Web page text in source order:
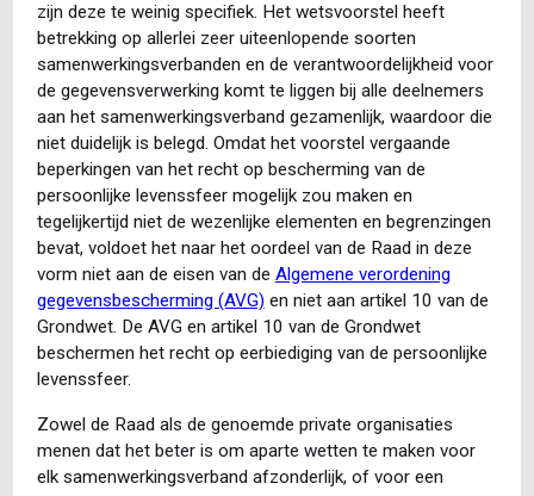
zijn deze te weinig specifiek. Het wetsvoorstel heeft
betrekking op allerlei zeer uiteenlopende soorten
samenwerkingsverbanden en de verantwoordelijkheid voor
de gegevensverwerking komt te liggen bij alle deelnemers
aan het samenwerkingsverband gezamenlijk, waardoor die
niet duidelijk is belegd. Omdat het voorstel vergaande
beperkingen van het recht op bescherming van de
persoonlijke levenssfeer mogelijk zou maken en
tegelijkertijd niet de wezenlijke elementen en begrenzingen
bevat, voldoet het naar het oordeel van de Raad in deze
vorm niet aan de eisen van de Algemene verordening
gegevensbescherming (AVG) en niet aan artikel 10 van de
Grondwet. De AVG en artikel 10 van de Grondwet
beschermen het recht op eerbiediging van de persoonlijke
levenssfeer.
Zowel de Raad als de genoemde private organisaties
menen dat het beter is om aparte wetten te maken voor
elk samenwerkingsverband afzonderlijk, of voor een